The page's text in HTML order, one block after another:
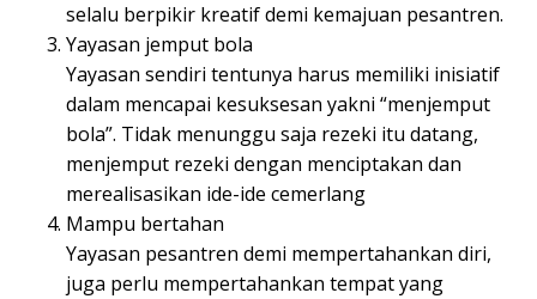
selalu berpikir kreatif demi kemajuan pesantren.
Yayasan jemput bola
Yayasan sendiri tentunya harus memiliki inisiatif
dalam mencapai kesuksesan yakni “menjemput
bola”. Tidak menunggu saja rezeki itu datang,
menjemput rezeki dengan menciptakan dan
merealisasikan ide-ide cemerlang
Mampu bertahan
Yayasan pesantren demi mempertahankan diri,
juga perlu mempertahankan tempat yang